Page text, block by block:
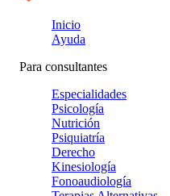
Inicio
Ayuda
Para consultantes
Especialidades
Psicología
Nutrición
Psiquiatría
Derecho
Kinesiología
Fonoaudiología